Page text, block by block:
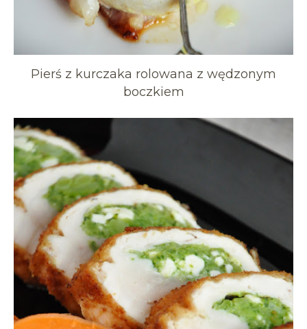
Pierś z kurczaka rolowana z wędzonym
boczkiem